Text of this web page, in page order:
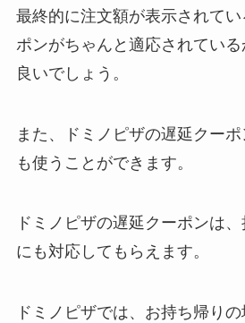
最終的に注文額が表示されて
ポンがちゃんと適応されてい
良いでしょう。
また、ドミノピザの遅延クー
も使うことができます。
ドミノピザの遅延クーポンは
にも対応してもらえます。
ドミノピザでは、お持ち帰り